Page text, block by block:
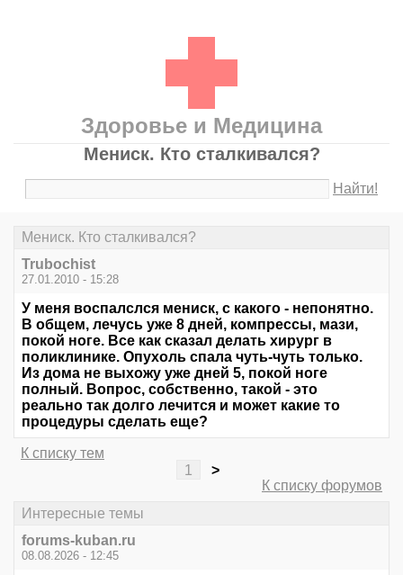
Здоровье и Медицина
Мениск. Кто сталкивался?
Найти!
Мениск. Кто сталкивался?
Trubochist
27.01.2010 - 15:28
У меня воспалслся мениск, с какого - непонятно.
В общем, лечусь уже 8 дней, компрессы, мази,
покой ноге. Все как сказал делать хирург в
поликлинике. Опухоль спала чуть-чуть только.
Из дома не выхожу уже дней 5, покой ноге
полный. Вопрос, собственно, такой - это
реально так долго лечится и может какие то
процедуры сделать еще?
К списку тем
1
>
К списку форумов
Интересные темы
forums-kuban.ru
08.08.2026 - 12:45